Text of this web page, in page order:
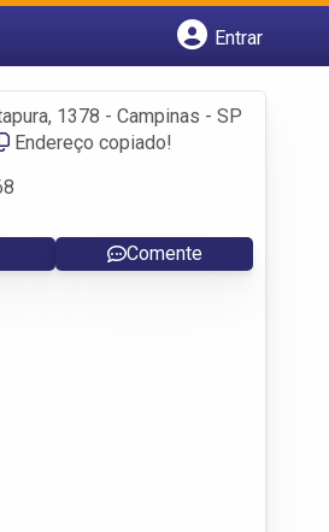
Entrar
1378 - Campinas - SP
Endereço copiado!
Comente